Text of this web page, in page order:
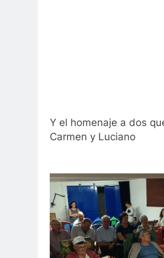
Y el homenaje a dos
Carmen y Luciano